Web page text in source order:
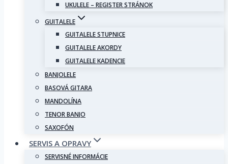
UKULELE – REGISTER STRÁNOK
GUITALELE
GUITALELE STUPNICE
GUITALELE AKORDY
GUITALELE KADENCIE
BANJOLELE
BASOVÁ GITARA
MANDOLÍNA
TENOR BANJO
SAXOFÓN
SERVIS A OPRAVY
SERVISNÉ INFORMÁCIE